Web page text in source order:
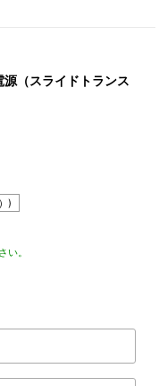
（スライドトランス
)
い。